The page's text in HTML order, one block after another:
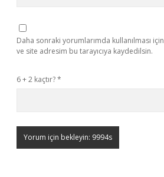
Daha sonraki yorumlarımda kullanılması
ve site adresim bu tarayıcıya kaydedilsin.
6 + 2 kaçtır?*